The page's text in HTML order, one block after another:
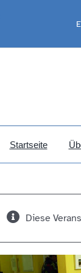
Startseite
Diese